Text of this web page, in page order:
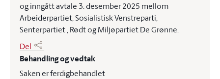
og inngått avtale 3. desember 2025 mellom
Arbeiderpartiet, Sosialistisk Venstreparti,
Senterpartiet , Rødt og Miljøpartiet De Grønne.
Del
Behandling og vedtak
Saken er ferdigbehandlet